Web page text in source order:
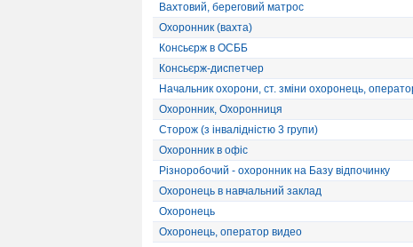
Вахтовий, береговий матрос
Охоронник (вахта)
Консьєрж в ОСББ
Консьєрж-диспетчер
Начальник охорони, ст. зміни охоронець,
Охоронник, Охоронниця
Сторож (з інвалідністю 3 групи)
Охоронник в офіс
Різноробочий - охоронник на Базу відпочинку
Охоронець в навчальний заклад
Охоронець
Охоронець, оператор видео